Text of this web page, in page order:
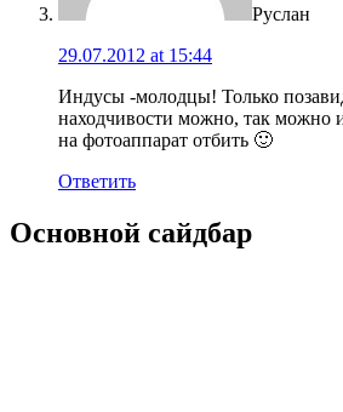
Руслан
29.07.2012 at 15:44
Индусы -молодцы! Только
находчивости можно, так можно
на фотоаппарат отбить 🙂
Ответить
Основной сайдбар